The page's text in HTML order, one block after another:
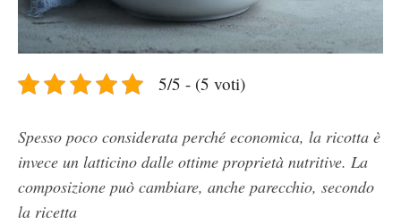
5/5 - (5 voti)
Spesso poco considerata perché economica, la ricotta è
invece un latticino dalle ottime proprietà nutritive. La
composizione può cambiare, anche parecchio, secondo
la ricetta